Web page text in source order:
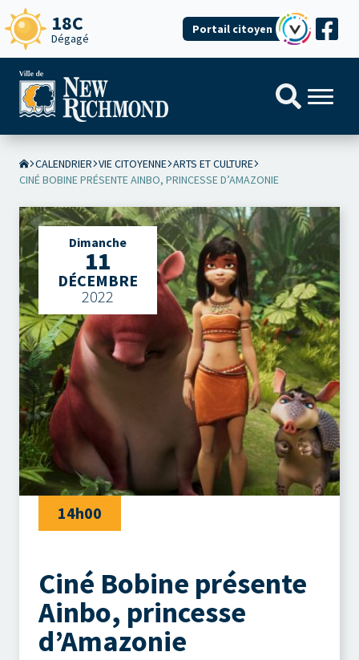
18C
Dégagé
Portail citoyen
CALENDRIER VIE CITOYENNE ARTS ET CULTURE
CINÉ BOBINE PRÉSENTE AINBO, PRINCESSE D’AMAZONIE
Dimanche
11
DÉCEMBRE
2022
14h00
Ciné Bobine présente
Ainbo, princesse
d’Amazonie